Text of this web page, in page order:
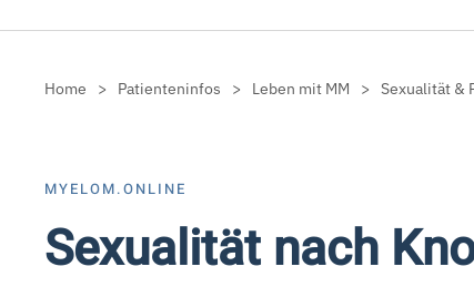
Home Patienteninfos Leben mit MM Sexualität &
MYELOM.ONLINE
Sexualität nach